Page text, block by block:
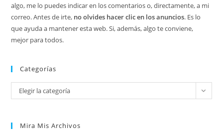
algo, me lo puedes indicar en los comentarios o, directamente, a mi
correo. Antes de irte, no olvides hacer clic en los anuncios. Es lo
que ayuda a mantener esta web. Si, además, algo te conviene,
mejor para todos.
Categorías
Categorías
Elegir la categoría
Mira Mis Archivos